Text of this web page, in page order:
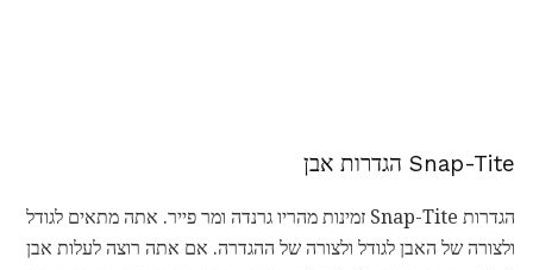
Snap-Tite הגדרות אבן
הגדרות Snap-Tite זמינות מהריו גרנדה ומר פייר. אתה מתאים לגודל
ולצורה של האבן לגודל ולצורה של ההגדרה. אם אתה רוצה לעלות אבן